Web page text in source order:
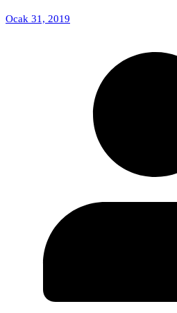
Ocak 31, 2019